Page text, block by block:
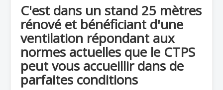
C'est dans un stand 25 mètres
rénové et bénéficiant d'une
ventilation répondant aux
normes actuelles que le CTPS
peut vous accueillir dans de
parfaites conditions